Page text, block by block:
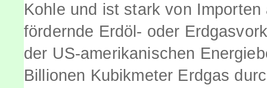
Kohle und ist stark von
fördernde Erdöl- oder
der US-amerikanischen
Billionen Kubikmeter Erdgas